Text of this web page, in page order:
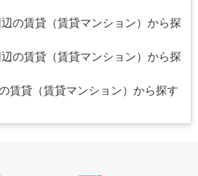
辺の賃貸（賃貸マンション）から探
辺の賃貸（賃貸マンション）から探
賃貸（賃貸マンション）から探す